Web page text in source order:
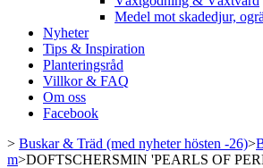
Medel mot skadedjur,
Nyheter
Tips & Inspiration
Planteringsråd
Villkor & FAQ
Om oss
Facebook
> Buskar & Träd (med nyheter hösten -26)>
m>DOFTSCHERSMIN 'PEARLS OF